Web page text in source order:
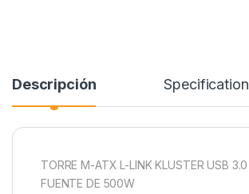
Descripción Specification
TORRE M-ATX L-LINK KLUSTER USB
FUENTE DE 500W